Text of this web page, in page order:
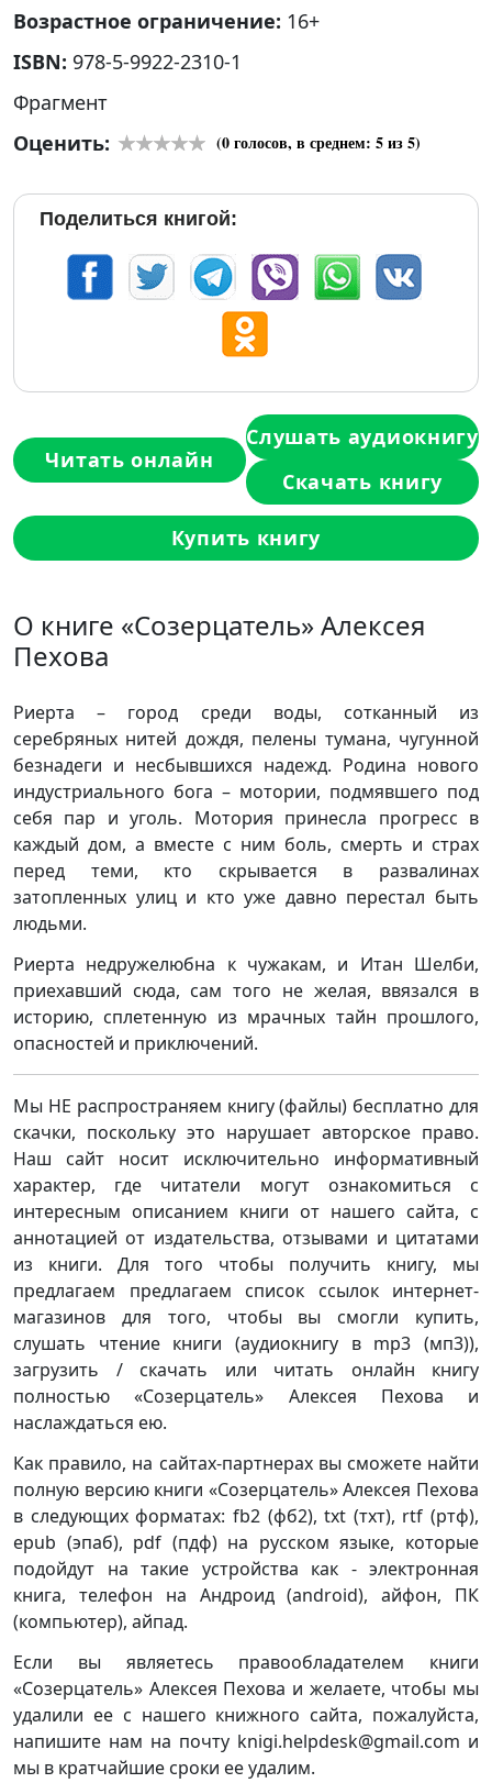
Возрастное ограничение: 16+
ISBN: 978-5-9922-2310-1
Фрагмент
Оценить:
(0голосов, в среднем: 5из 5)
Поделиться книгой:
Читать онлайн
Слушать аудиокнигу
Скачать книгу
Купить книгу
О книге «Созерцатель» Алексея
Пехова
Риерта – город среди воды, сотканный из
серебряных нитей дождя, пелены тумана, чугунной
безнадеги и несбывшихся надежд. Родина нового
индустриального бога – мотории, подмявшего под
себя пар и уголь. Мотория принесла прогресс в
каждый дом, а вместе с ним боль, смерть и страх
перед теми, кто скрывается в развалинах
затопленных улиц и кто уже давно перестал быть
людьми.
Риерта недружелюбна к чужакам, и Итан Шелби,
приехавший сюда, сам того не желая, ввязался в
историю, сплетенную из мрачных тайн прошлого,
опасностей и приключений.
Мы НЕ распространяем книгу (файлы) бесплатно для
скачки, поскольку это нарушает авторское право.
Наш сайт носит исключительно информативный
характер, где читатели могут ознакомиться с
интересным описанием книги от нашего сайта, с
аннотацией от издательства, отзывами и цитатами
из книги. Для того чтобы получить книгу, мы
предлагаем предлагаем список ссылок интернет-
магазинов для того, чтобы вы смогли купить,
слушать чтение книги (аудиокнигу в mp3 (мп3)),
загрузить / скачать или читать онлайн книгу
полностью «Созерцатель» Алексея Пехова и
наслаждаться ею.
Как правило, на сайтах-партнерах вы сможете найти
полную версию книги «Созерцатель» Алексея Пехова
в следующих форматах: fb2 (фб2), txt (тхт), rtf (ртф),
epub (эпаб), pdf (пдф) на русском языке, которые
подойдут на такие устройства как - электронная
книга, телефон на Андроид (android), айфон, ПК
(компьютер), айпад.
Если вы являетесь правообладателем книги
«Созерцатель» Алексея Пехова и желаете, чтобы мы
удалили ее с нашего книжного сайта, пожалуйста,
напишите нам на почту knigi.helpdesk@gmail.com и
мы в кратчайшие сроки ее удалим.